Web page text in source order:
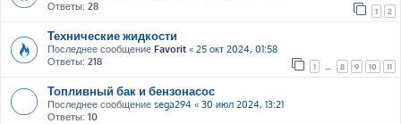
Ответы: 28 1 2
Технические жидкости
Последнее сообщение Favorit « 25 окт 2024, 01:58
Ответы: 218 1 8 9 10 11
Топливный бак и бензонасос
Последнее сообщение sega294 « 30 июл 2024, 13:21
Ответы: 10